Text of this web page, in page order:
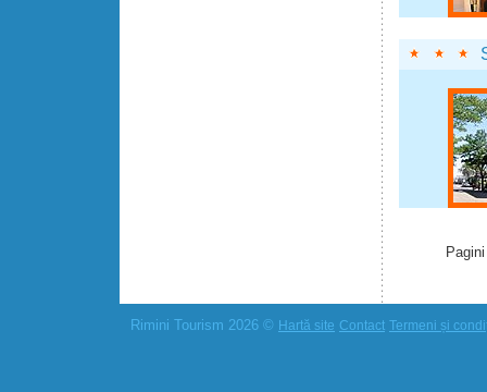
Rimini Tourism 2026 © Hartă site Contact Termeni și